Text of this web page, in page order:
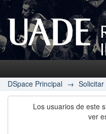
UADE
DSpace Principal →
Los usuarios de este
ver